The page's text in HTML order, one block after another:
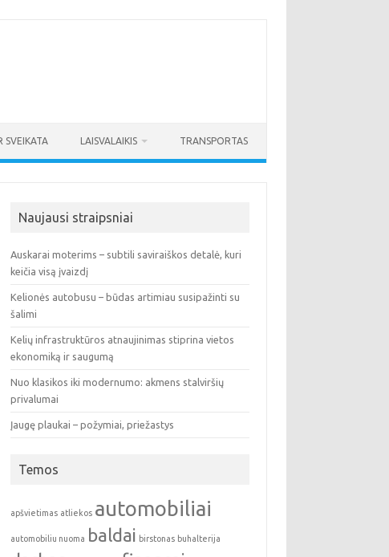
SVEIKATA LAISVALAIKIS TRANSPORTAS
Naujausi straipsniai
Auskarai moterims – subtili saviraiškos detalė, kuri
keičia visą įvaizdį
Kelionės autobusu – būdas artimiau susipažinti su
šalimi
Kelių infrastruktūros atnaujinimas stiprina vietos
ekonomiką ir saugumą
Nuo klasikos iki modernumo: akmens stalviršių
privalumai
Įaugę plaukai – požymiai, priežastys
Temos
apšvietimas atliekos automobiliai
automobiliu nuoma baldai birstonas buhalterija